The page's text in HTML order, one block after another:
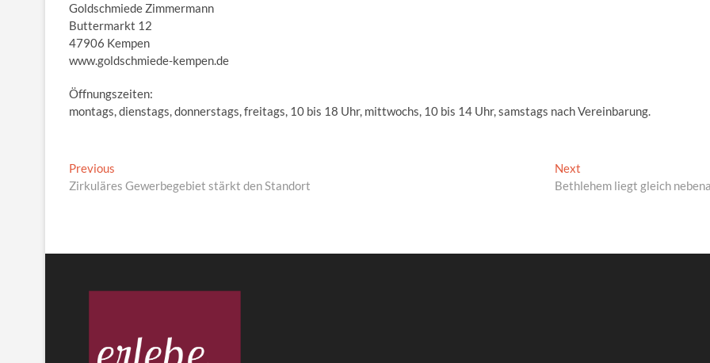
Goldschmiede Zimmermann
Buttermarkt 12
47906 Kempen
www.goldschmiede-kempen.de
Öffnungszeiten:
montags, dienstags, donnerstags, freitags, 10 bis 18 Uhr, mittwochs, 10 bis 14 Uhr, samstags nach Vereinbarung.
Beitragsnavigation
Previous
post:
Zirkuläres Gewerbegebiet stärkt den Standort
Next
post:
Bethlehem liegt gleich